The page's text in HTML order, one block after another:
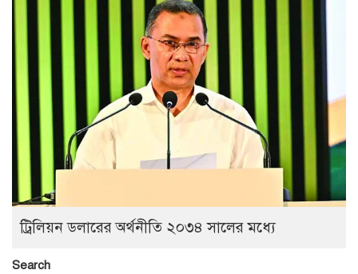
ট্রিলিয়ন ডলারের অর্থনীতি ২০৩৪ সালের মধ্যে
Search